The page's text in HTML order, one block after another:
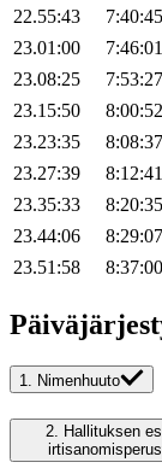
22.55:43
7:40:45
23.01:00
7:46:01
23.08:25
7:53:27
23.15:50
8:00:52
23.23:35
8:08:37
23.27:39
8:12:41
23.35:33
8:20:35
23.44:06
8:29:07
23.51:58
8:37:00
1. Nimenhuuto
2. Hallituksen